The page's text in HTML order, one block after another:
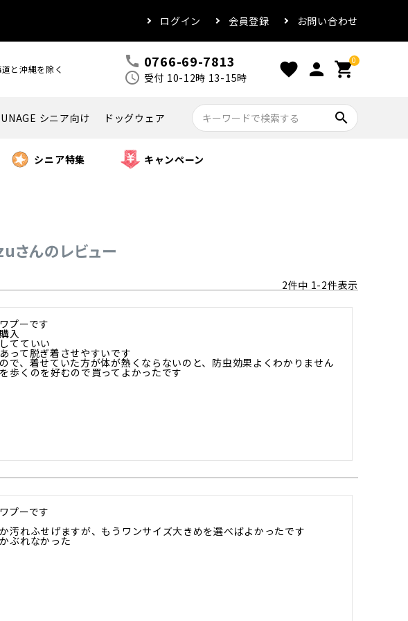
ログイン 会員登録 お問い合わせ
と沖縄を除く call 0766-69-7813
schedule 受付 10-12時 13-15時 favorite person 0
shopping_cart
UNAGE シニア向け ドッグウェア search
シニア特集 キャンペーン
さんのレビュー
2件中 1-2件表示
プーです
入
てていい
って脱ぎ着させやすいです
で、着せていた方が体が熱くならないのと、防虫効果よくわかりません
歩くのを好むので買ってよかったです
プーです
汚れふせげますが、もうワンサイズ大きめを選べばよかったです
ぶれなかった